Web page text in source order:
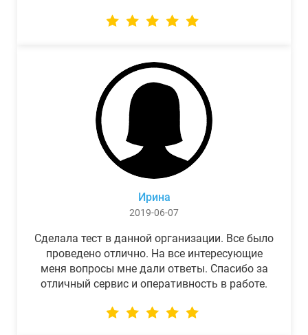
Ирина
2019-06-07
Сделала тест в данной организации. Все было
проведено отлично. На все интересующие
меня вопросы мне дали ответы. Спасибо за
отличный сервис и оперативность в работе.